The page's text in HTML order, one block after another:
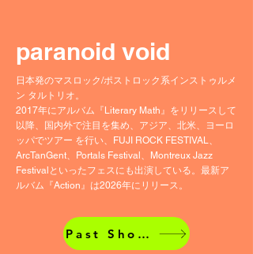
paranoid void
日本発のマスロック/ポストロック系インストゥルメ
ン タルトリオ。
2017年にアルバム『Literary Math』をリリースして
以降、国内外で注目を集め、アジア、北米、ヨーロ
ッパでツアー を行い、FUJI ROCK FESTIVAL、
ArcTanGent、Portals Festival、Montreux Jazz
Festivalといったフェスにも出演している。最新ア
ルバム『Action』は2026年にリリース。
Past Shows